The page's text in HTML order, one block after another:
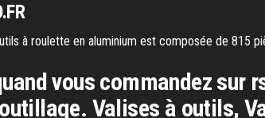
à roulette en aluminium est composée de 815
vous commandez sur
Valises à outils,